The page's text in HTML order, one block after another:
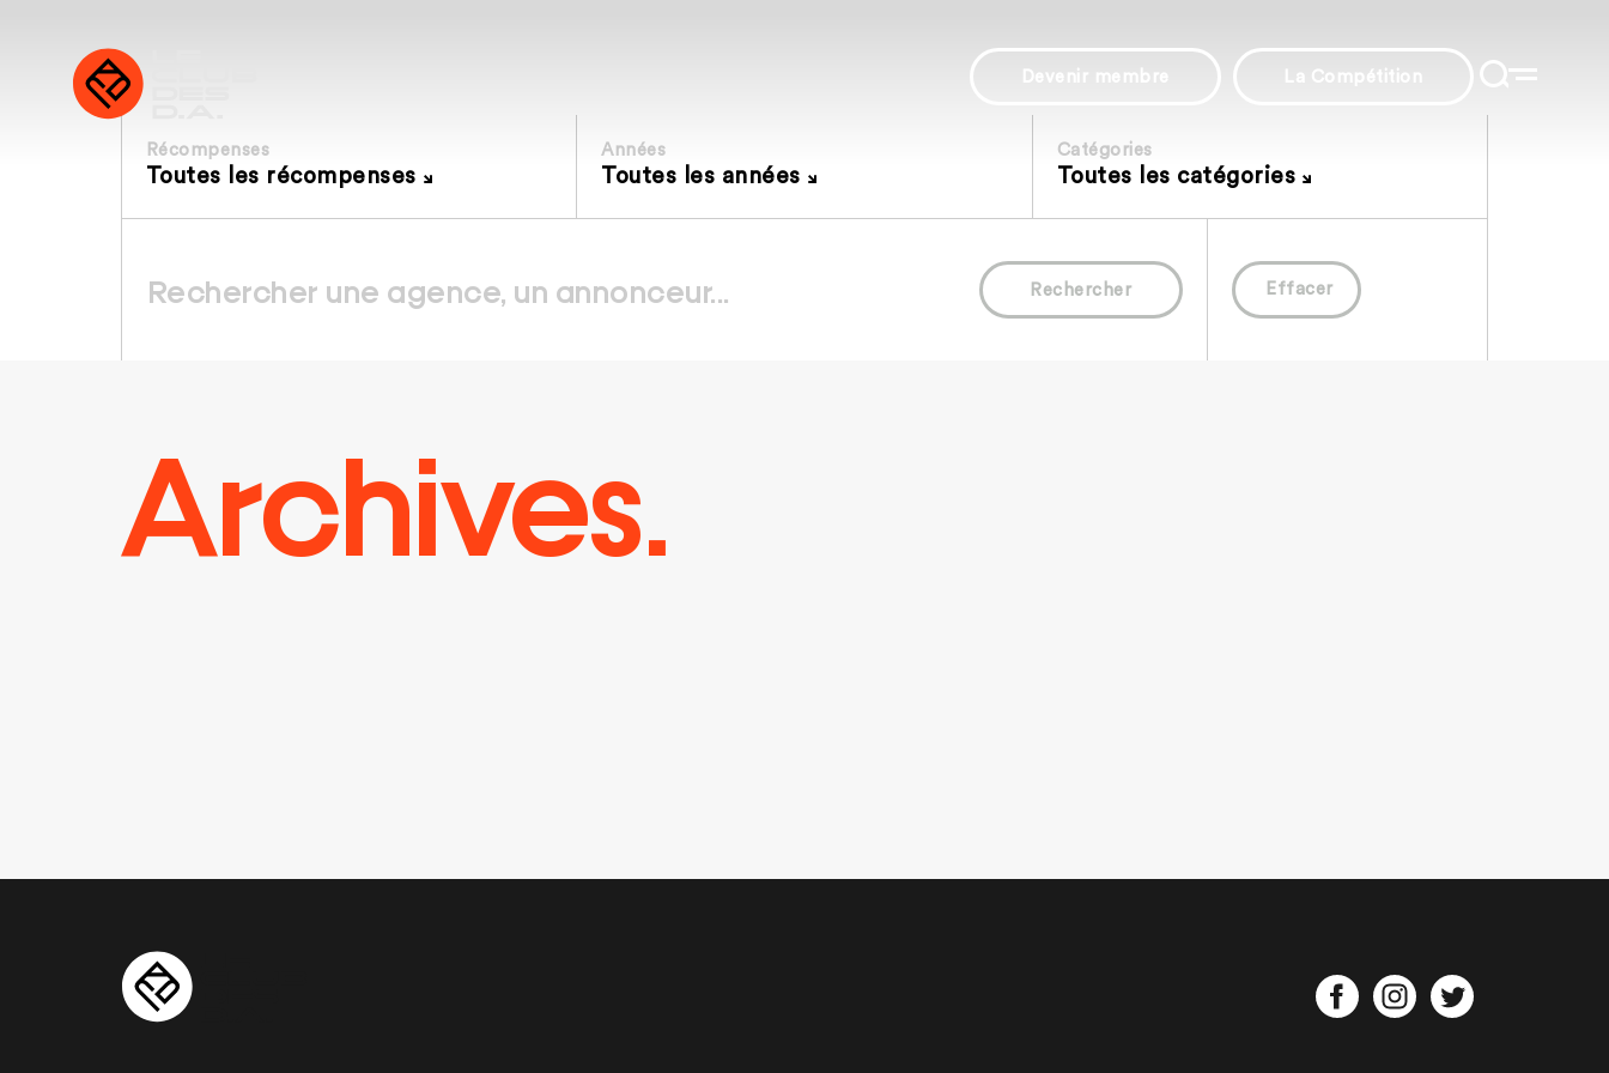
Devenir membre La Compétition
Récompenses
Toutes les récompenses
Années
Toutes les années
Catégories
Toutes les catégories
Rechercher Effacer
Archives.